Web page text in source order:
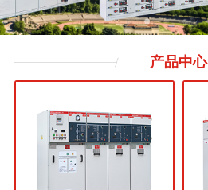
产品中心